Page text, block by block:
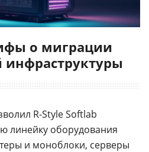
о миграции
инфраструктуры
R-Style Softlab
линейку оборудования
и моноблоки, серверы